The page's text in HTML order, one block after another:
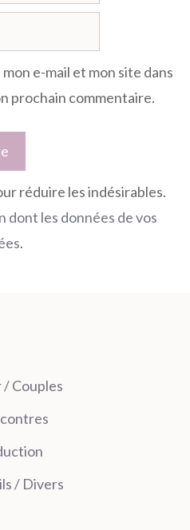
e-mail et mon site dans
prochain commentaire.
réduire les indésirables.
dont les données de vos
.
/ Couples
/ Divers